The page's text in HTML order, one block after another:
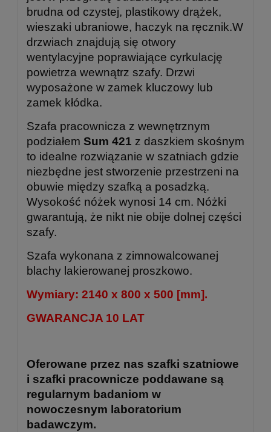
brudna od czystej, plastikowy drążek,
wieszaki ubraniowe, haczyk na ręcznik.W
drzwiach znajdują się otwory
wentylacyjne poprawiające cyrkulację
powietrza wewnątrz szafy. Drzwi
wyposażone w zamek kluczowy lub
zamek kłódka.
Szafa pracownicza z wewnętrznym
podziałem Sum 421 z daszkiem skośnym
to idealne rozwiązanie w szatniach gdzie
niezbędne jest stworzenie przestrzeni na
obuwie między szafką a posadzką.
Wysokość nóżek wynosi 14 cm. Nóżki
gwarantują, że nikt nie obije dolnej części
szafy.
Szafa wykonana z zimnowalcowanej
blachy lakierowanej proszkowo.
Wymiary: 2140 x 800 x 500 [mm].
GWARANCJA 10 LAT
Oferowane przez nas szafki szatniowe
i szafki pracownicze poddawane są
regularnym badaniom w
nowoczesnym laboratorium
badawczym.